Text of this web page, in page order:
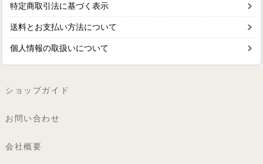
特定商取引法に基づく表示
送料とお支払い方法について
個人情報の取扱いについて
ショップガイド
お問い合わせ
会社概要